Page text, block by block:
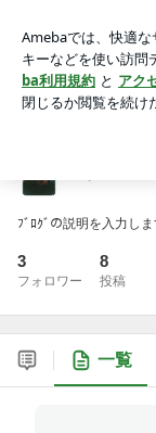
アプリをダウン
ょう。
ﾌﾞﾛｸﾞの説明を入力しま
3
フォロワー
8
投稿
一覧